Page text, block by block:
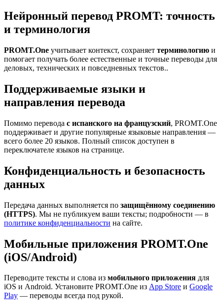
Нейронный перевод PROMT: точность
и терминология
PROMT.One учитывает контекст, сохраняет терминологию и
помогает получать более естественные и точные переводы для
деловых, технических и повседневных текстов..
Поддерживаемые языки и
направления перевода
Помимо перевода с испанского на французский, PROMT.One
поддерживает и другие популярные языковые направления —
всего более 20 языков. Полный список доступен в
переключателе языков на странице.
Конфиденциальность и безопасность
данных
Передача данных выполняется по защищённому соединению
(HTTPS). Мы не публикуем ваши тексты; подробности — в
политике конфиденциальности на сайте.
Мобильные приложения PROMT.One
(iOS/Android)
Переводите тексты и слова из мобильного приложения для
iOS и Android. Установите PROMT.One из App Store и Google
Play — переводы всегда под рукой.